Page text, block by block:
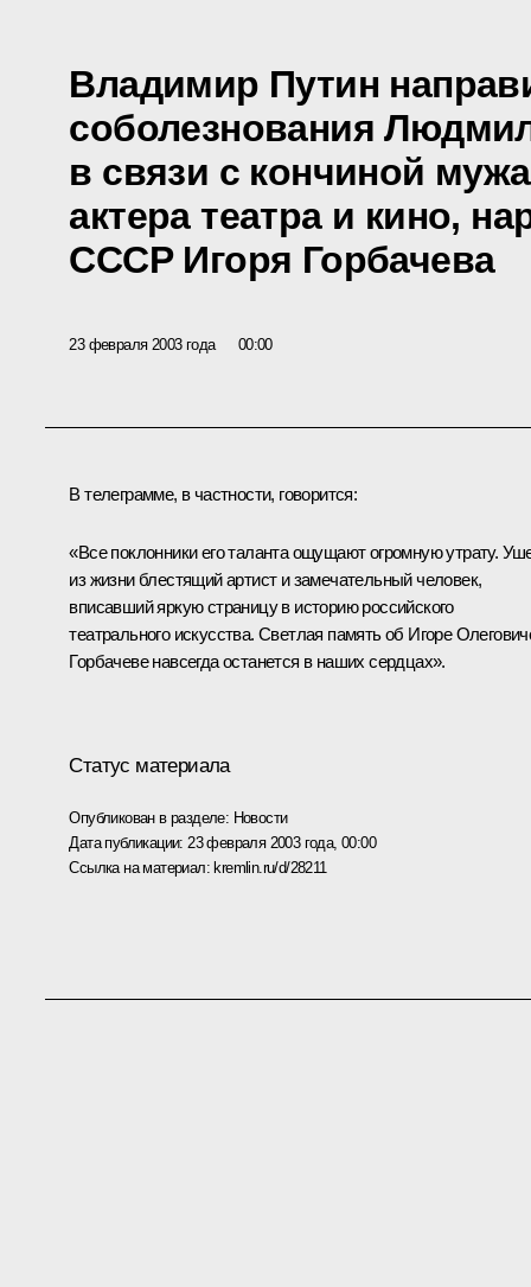
Владимир Путин
соболезнования
в связи с кончиной
актера театра и кино,
СССР Игоря Горбачева
23 февраля 2003 года 00:00
В телеграмме, в частности, говорится:
«Все поклонники его таланта ощущают огромную утрату.
из жизни блестящий артист и замечательный человек,
вписавший яркую страницу в историю российского
театрального искусства. Светлая память об Игоре
Горбачеве навсегда останется в наших сердцах».
Статус материала
Опубликован в разделе: Новости
Дата публикации: 23 февраля 2003 года, 00:00
Ссылка на материал:kremlin.ru/d/28211